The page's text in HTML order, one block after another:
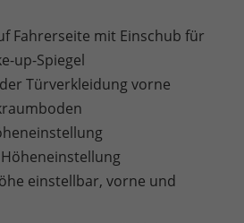
Fahrerseite mit Einschub für
up-Spiegel
Türverkleidung vorne
einstellbar, vorne und